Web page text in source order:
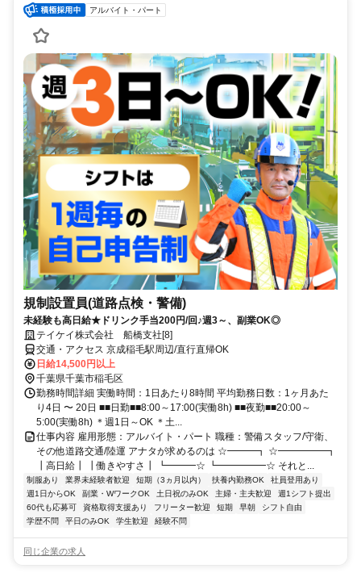
アルバイト・パート
規制設置員(道路点検・警備)
未経験も高日給★ドリンク手当200円/回♪週3～、副業OK◎
テイケイ株式会社 船橋支社[8]
交通・アクセス 京成稲毛駅周辺/直行直帰OK
日給14,500円以上
千葉県千葉市稲毛区
勤務時間詳細 実働時間：1日あたり8時間 平均勤務日数：1ヶ月あた
り4日 〜 20日 ■■日勤■■8:00～17:00(実働8h) ■■夜勤■■20:00～
5:00(実働8h) ＊週1日～OK ＊土...
仕事内容 雇用形態：アルバイト・パート 職種：警備スタッフ/守衛、
その他道路交通/陸運 アナタが求めるのは ☆━━━┓ ☆━━━━━┓
┃高日給┃ ┃働きやすさ┃ ┗━━━☆ ┗━━━━━☆ それと...
制服あり 業界未経験者歓迎 短期（3ヵ月以内） 扶養内勤務OK
社員登用あり
週1日からOK
副業・WワークOK 土日祝のみOK 主婦・主夫歓迎
週1シフト提出
60代も応募可
資格取得支援あり フリーター歓迎 短期 早朝
シフト自由
学歴不問
平日のみOK 学生歓迎 経験不問
同じ企業の求人